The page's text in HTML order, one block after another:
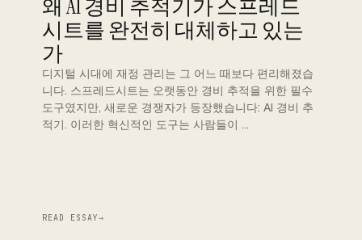
왜 AI 경비 추적기가 스프레드
시트를 완전히 대체하고 있는
가
디지털 시대에 재정 관리는 그 어느 때보다 편리해졌습
니다. 스프레드시트는 오랫동안 경비 추적을 위한 필수
도구였지만, 새로운 경쟁자가 등장했습니다: AI 경비 추
적기. 이러한 혁신적인 도구는 사람들이 …
READ ESSAY→